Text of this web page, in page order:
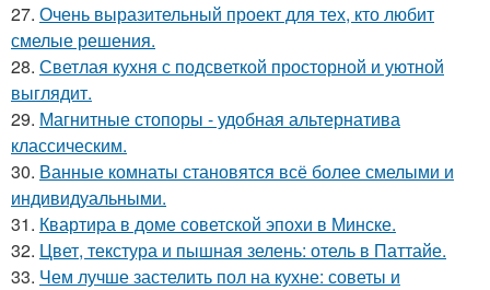
27. Очень выразительный проект для тех, кто любит
смелые решения.
28. Светлая кухня с подсветкой просторной и уютной
выглядит.
29. Магнитные стопоры - удобная альтернатива
классическим.
30. Ванные комнаты становятся всё более смелыми и
индивидуальными.
31. Квартира в доме советской эпохи в Минске.
32. Цвет, текстура и пышная зелень: отель в Паттайе.
33. Чем лучше застелить пол на кухне: советы и